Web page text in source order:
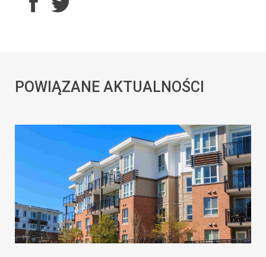
POWIĄZANE AKTUALNOŚCI